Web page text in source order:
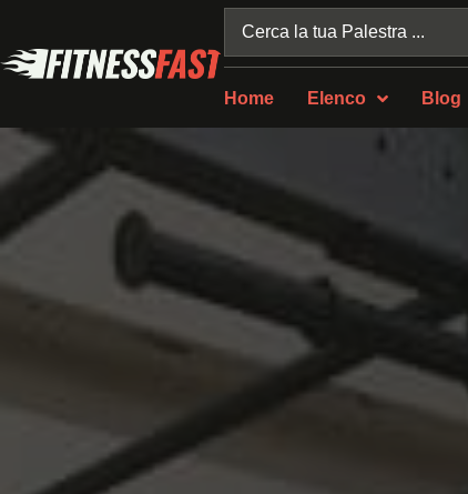
Home Elenco Blog